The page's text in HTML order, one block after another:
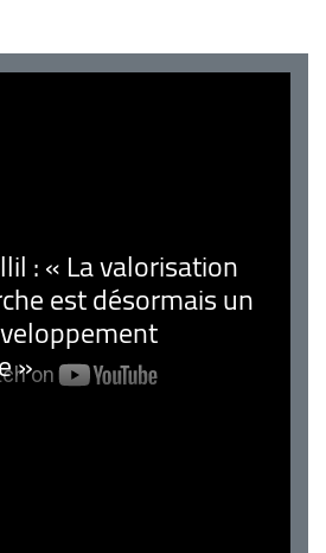
: « La valorisation
est désormais un
»